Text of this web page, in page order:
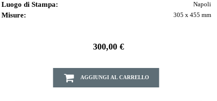
Luogo di Stampa: Napoli
Misure: 305 x 455 mm
300,00 €
AGGIUNGI AL CARRELLO